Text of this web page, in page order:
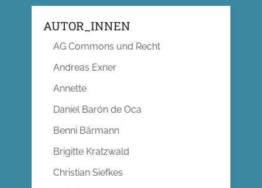
AUTOR_INNEN
AG Commons und Recht
Andreas Exner
Annette
Daniel Barón de Oca
Benni Bärmann
Brigitte Kratzwald
Christian Siefkes